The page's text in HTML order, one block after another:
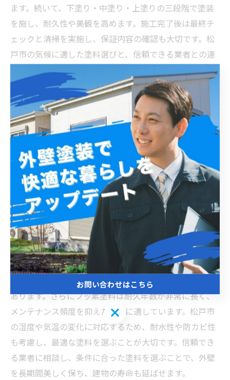
ます。続いて、下塗り・中塗り・上塗りの三段階で塗装
を施し、耐久性や美観を高めます。施工完了後は最終チ
ェックと清掃を実施し、保証内容の確認も大切です。松
戸市の気候に適した塗料選びと、信頼できる業者との連
携が、長持ちする外壁リフォーム成功の鍵となります。
塗料の種類と特徴を知って、耐久性の高い外壁塗装を
選ぶ方法
松戸市で外壁塗装リフォームを成功させるためには、使
用する塗料の種類と特徴をしっかり理解することが重要
です。主に使われる塗料にはアクリル、ウレタン、シリ
コン、フッ素の4種類があり、それぞれ耐久性や価格、仕
上がりに差があります。アクリル塗料は比較的安価で簡
単に施工できますが、耐久年数が短いため頻繁な塗り替
えが必要です。ウレタン塗料は柔軟性があり、小さなひ
び割れに強い特徴を持ちます。シリコン塗料は耐候性に
優れ、コストパフォーマンスの高い選択肢として人気が
あります。さらにフッ素塗料は耐久年数が非常に長く、
メンテナンス頻度を抑えたい方に適しています。松戸市
の湿度や気温の変化に対応するため、耐水性や防カビ性
も考慮し、最適な塗料を選ぶことが大切です。信頼でき
る業者に相談し、条件に合った塗料を選ぶことで、外壁
を長期間美しく保ち、建物の寿命も延ばせます。
お問い合わせはこちら
お問い合わせはこちら